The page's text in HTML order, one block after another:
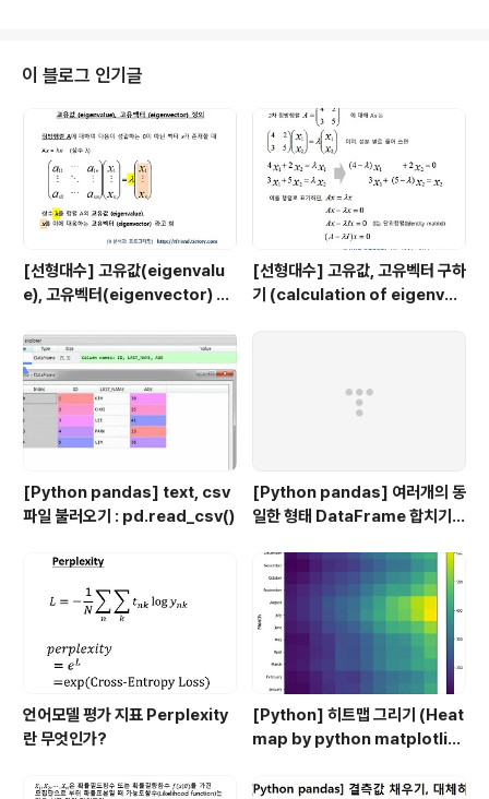
니다. 튜플과 리스트는 다른 형태의 다수의 자료, 객체를 하
나의 순서열(sequence)로 묶어서 자료를 관리할 수 있다
는 공통점이 있습니다만, 튜플(Tuple)은 자료 변경이 불가
능(A tuple is a sequence of immutable Python o
bjects) 하..
이 블로그 인기글
[선형대수] 고유값(eigenvalu
e), 고유벡터(eigenvector) 의
[선형대수] 고유값, 고유벡터 구하
기 (calculation of eigenval
[Python pandas] text, csv
파일 불러오기 : pd.read_csv()
[Python pandas] 여러개의 동
일한 형태 DataFrame 합치기 :
언어모델 평가 지표 Perplexity
란 무엇인가?
[Python] 히트맵 그리기 (Heat
map by python matplotlib,